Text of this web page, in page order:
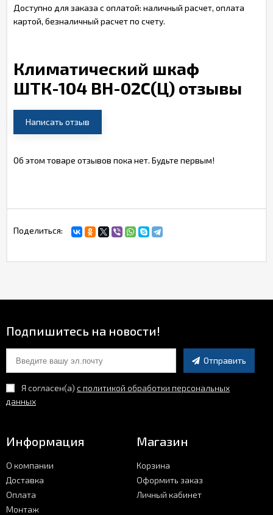
Доступно для заказа с оплатой: наличный расчет, оплата
картой, безналичный расчет по счету.
Климатический шкаф
ШТК-104 ВН-02С(Ц) отзывы
Написать отзыв
Об этом товаре отзывов пока нет. Будьте первым!
Поделиться:
Подпишитесь на новости!
Отправить
Я согласен(a) с политикой обработки персональных
данных
Информация
О компании
Доставка
Оплата
Монтаж
Магазин
Корзина
Оформить заказ
Личный кабинет